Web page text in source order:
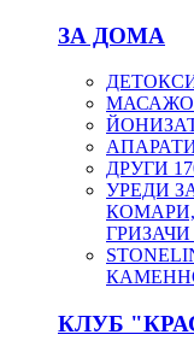
ЗА ДОМА
ДРУГИ
УРЕДИ
ГРИЗАЧИ
КЛУБ